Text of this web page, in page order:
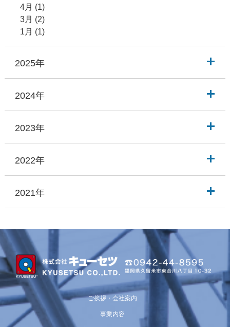
4月 (1)
3月 (2)
1月 (1)
2025年
2024年
2023年
2022年
2021年
ご挨拶・会社案内
事業内容